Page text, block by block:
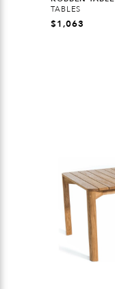
TABLES
$1,063